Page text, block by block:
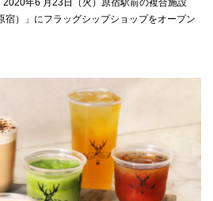
2020年6 月23日（火）原宿駅前の複合施設
宿）」にフラッグシップショップをオープン